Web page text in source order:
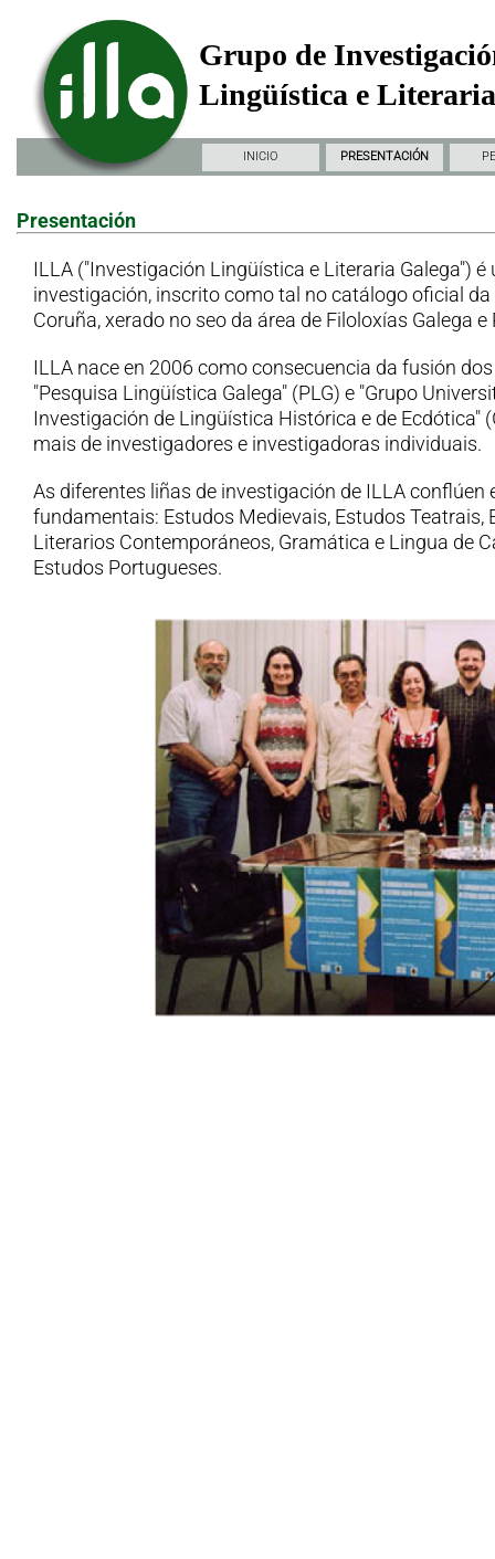
Grupo de
Lingüística e
INICIO PRESENTACIÓN
Presentación
ILLA ("Investigación Lingüística e Literaria Galega") é
investigación, inscrito como tal no catálogo oficial da
Coruña, xerado no seo da área de Filoloxías Galega e
ILLA nace en 2006 como consecuencia da fusión
"Pesquisa Lingüística Galega" (PLG) e "Grupo
Investigación de Lingüística Histórica e de Ecdótica"
mais de investigadores e investigadoras individuais.
As diferentes liñas de investigación de ILLA conflúen
fundamentais: Estudos Medievais, Estudos Teatrais,
Literarios Contemporáneos, Gramática e Lingua de
Estudos Portugueses.